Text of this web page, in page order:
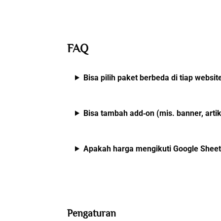
FAQ
Bisa pilih paket berbeda di tiap
Bisa tambah add‑on (mis. banner,
Apakah harga mengikuti Google
Pengaturan